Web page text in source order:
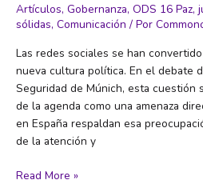
Artículos, Gobernanza, ODS 16 Paz,
sólidas, Comunicación / Por
Las redes sociales se han
nueva cultura política. En el debate
Seguridad de Múnich, esta cuestión
de la agenda como una amenaza
en España respaldan esa
de la atención y
La
Read More »